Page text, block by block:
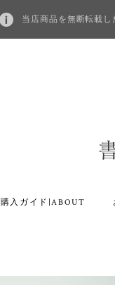
当店商品を無断転載
購入ガイド|ABOUT